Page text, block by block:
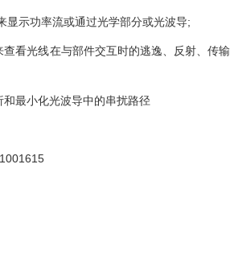
显示功率流或通过光学部分或光波导;
看光线在与部件交互时的逃逸、反射、传输
最小化光波导中的串扰路径